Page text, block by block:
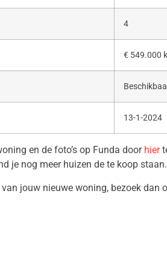
4
€ 549.000
13-1-2024
en de foto’s op Funda door hier
je nog meer huizen de te koop staan.
jouw nieuwe woning, bezoek dan